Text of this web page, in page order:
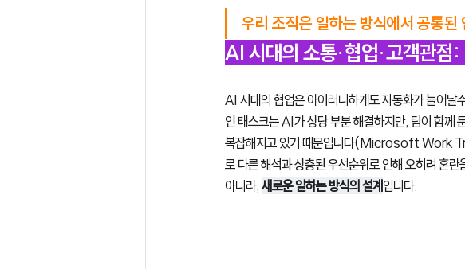
우리 조직은 일하는 방식에서 공통
AI 시대의 소통·협업·고객관점
AI 시대의 협업은 아이러니하게도 자동화가 늘어날
인 태스크는 AI가 상당 부분 해결하지만, 팀이 함께
복잡해지고 있기 때문입니다(Microsoft Work
로 다른 해석과 상충된 우선순위로 인해 오히려 혼
아니라, 새로운 일하는 방식의 설계 입니다.